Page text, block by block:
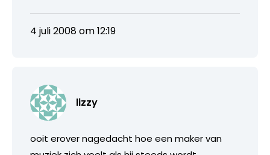
4 juli 2008 om 12:19
lizzy
ooit erover nagedacht hoe een maker van